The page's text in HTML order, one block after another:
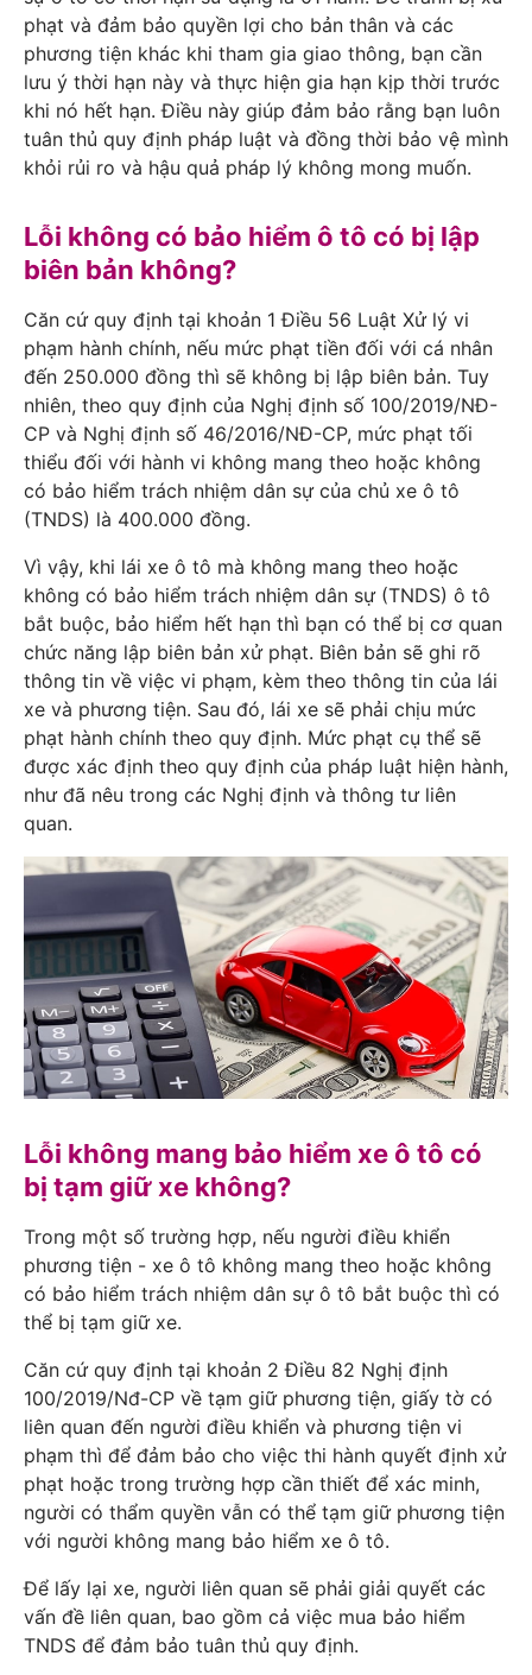
phạt và đảm bảo quyền lợi cho bản thân và các
phương tiện khác khi tham gia giao thông, bạn cần
lưu ý thời hạn này và thực hiện gia hạn kịp thời trước
khi nó hết hạn. Điều này giúp đảm bảo rằng bạn luôn
tuân thủ quy định pháp luật và đồng thời bảo vệ mình
khỏi rủi ro và hậu quả pháp lý không mong muốn.
Lỗi không có bảo hiểm ô tô có bị lập
biên bản không?
Căn cứ quy định tại khoản 1 Điều 56 Luật Xử lý vi
phạm hành chính, nếu mức phạt tiền đối với cá nhân
đến 250.000 đồng thì sẽ không bị lập biên bản. Tuy
nhiên, theo quy định của Nghị định số 100/2019/NĐ-
CP và Nghị định số 46/2016/NĐ-CP, mức phạt tối
thiểu đối với hành vi không mang theo hoặc không
có bảo hiểm trách nhiệm dân sự của chủ xe ô tô
(TNDS) là 400.000 đồng.
Vì vậy, khi lái xe ô tô mà không mang theo hoặc
không có bảo hiểm trách nhiệm dân sự (TNDS) ô tô
bắt buộc, bảo hiểm hết hạn thì bạn có thể bị cơ quan
chức năng lập biên bản xử phạt. Biên bản sẽ ghi rõ
thông tin về việc vi phạm, kèm theo thông tin của lái
xe và phương tiện. Sau đó, lái xe sẽ phải chịu mức
phạt hành chính theo quy định. Mức phạt cụ thể sẽ
được xác định theo quy định của pháp luật hiện hành,
như đã nêu trong các Nghị định và thông tư liên
quan.
Lỗi không mang bảo hiểm xe ô tô có
bị tạm giữ xe không?
Trong một số trường hợp, nếu người điều khiển
phương tiện - xe ô tô không mang theo hoặc không
có bảo hiểm trách nhiệm dân sự ô tô bắt buộc thì có
thể bị tạm giữ xe.
Căn cứ quy định tại khoản 2 Điều 82 Nghị định
100/2019/Nđ-CP về tạm giữ phương tiện, giấy tờ có
liên quan đến người điều khiển và phương tiện vi
phạm thì để đảm bảo cho việc thi hành quyết định xử
phạt hoặc trong trường hợp cần thiết để xác minh,
người có thẩm quyền vẫn có thể tạm giữ phương tiện
với người không mang bảo hiểm xe ô tô.
Để lấy lại xe, người liên quan sẽ phải giải quyết các
vấn đề liên quan, bao gồm cả việc mua bảo hiểm
TNDS để đảm bảo tuân thủ quy định.